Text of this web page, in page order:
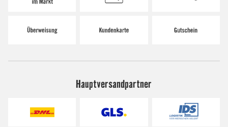
Hauptversandpartner